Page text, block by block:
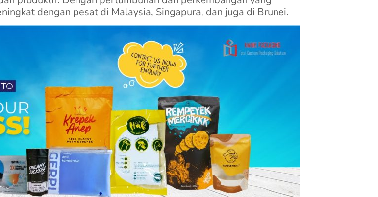
dengan pesat di Malaysia, Singapura, dan juga di Brunei.